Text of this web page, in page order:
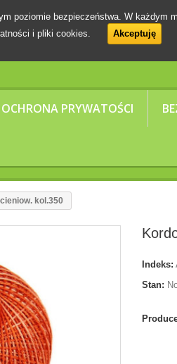
OCHRONA PRYWATOŚCI
poziomie bezpieczeństwa. W
i pliki cookies.
Akceptuję
kol.350
Indeks:
Stan: